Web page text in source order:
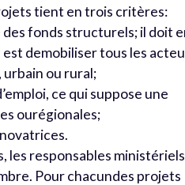
tient en trois critères:
fonds structurels; il doit
demobiliser tous les
ou rural;
ce qui suppose une
ourégionales;
les responsables ministériels
Pour chacundes projets